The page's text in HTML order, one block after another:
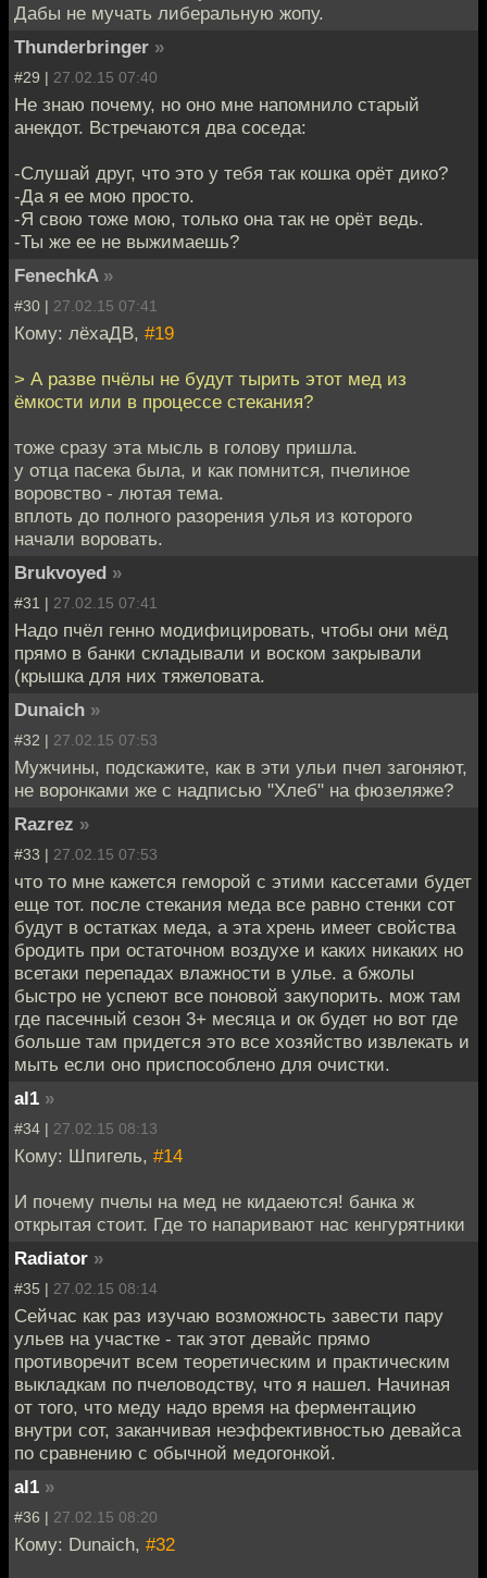
Дабы не мучать либеральную жопу.
Thunderbringer »
#29 | 27.02.15 07:40
Не знаю почему, но оно мне напомнило старый
анекдот. Встречаются два соседа:
-Слушай друг, что это у тебя так кошка орёт дико?
-Да я ее мою просто.
-Я свою тоже мою, только она так не орёт ведь.
-Ты же ее не выжимаешь?
FenechkA »
#30 | 27.02.15 07:41
Кому: лёхаДВ, #19
> А разве пчёлы не будут тырить этот мед из
ёмкости или в процессе стекания?
тоже сразу эта мысль в голову пришла.
у отца пасека была, и как помнится, пчелиное
воровство - лютая тема.
вплоть до полного разорения улья из которого
начали воровать.
Brukvoyed »
#31 | 27.02.15 07:41
Надо пчёл генно модифицировать, чтобы они мёд
прямо в банки складывали и воском закрывали
(крышка для них тяжеловата.
Dunaich »
#32 | 27.02.15 07:53
Мужчины, подскажите, как в эти ульи пчел загоняют,
не воронками же с надписью "Хлеб" на фюзеляже?
Razrez »
#33 | 27.02.15 07:53
что то мне кажется геморой с этими кассетами будет
еще тот. после стекания меда все равно стенки сот
будут в остатках меда, а эта хрень имеет свойства
бродить при остаточном воздухе и каких никаких но
всетаки перепадах влажности в улье. а бжолы
быстро не успеют все поновой закупорить. мож там
где пасечный сезон 3+ месяца и ок будет но вот где
больше там придется это все хозяйство извлекать и
мыть если оно приспособлено для очистки.
al1 »
#34 | 27.02.15 08:13
Кому: Шпигель, #14
И почему пчелы на мед не кидаеются! банка ж
открытая стоит. Где то напаривают нас кенгурятники
Radiator »
#35 | 27.02.15 08:14
Сейчас как раз изучаю возможность завести пару
ульев на участке - так этот девайс прямо
противоречит всем теоретическим и практическим
выкладкам по пчеловодству, что я нашел. Начиная
от того, что меду надо время на ферментацию
внутри сот, заканчивая неэффективностью девайса
по сравнению с обычной медогонкой.
al1 »
#36 | 27.02.15 08:20
Кому: Dunaich, #32